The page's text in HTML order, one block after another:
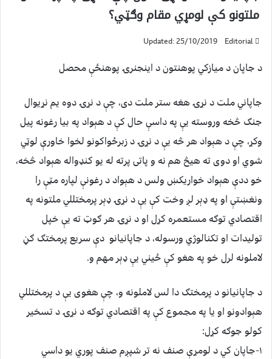
ملتونو کې لومړي مقام وګټي؟
Editorial
Updated: 25/10/2019
د جاپان د میازکي پوهنتون د اینجنرۍ پوهنځې محصل
جاپاني ملت د نړۍ هغه ستر ملت دی، چې د نړۍ دوه یم نړيوال
جنګ څخه وروسته يې په داسې حال کې د هېواد په بيا رغونه پيل
وکړ، چې د هېواد هر څه يې د نړۍ د زبرځواکونو لخوا خاورې لوټي
شوي او دوی ته هيڅ هم نه و پاتی پرته له يو کنډواله هېواد څخه،
خو ددې هېواد خواريکښ ولس د هېواد د رغونې لپاره مټې را
ونغښتې او په ډېر لږ وخت کې يې د نړۍ ډېر پرمختللي ملتونه په
اقتصادي توګه مستعمره کړل او د نړۍ هر ګوټ ته يې خپل
توليدات او تکنالوژي ورسوله، د جاپانيانو دې سريع پرمختګ ګڼ
لاملونه لرل خو په هغو کې ځيني يې ډېر مهم و.
د جاپانيانو د پرمختګ دا لس لاملونه و، چې هغوی يې د پرمختللي
هېوادونو او يا په مجموع کې په اقتصادي توګه د نړۍ د تسخير
کولو جوګه کړل:
۱-جاپان کي د لومړې صنف نه تر شپږم صنف پوري یو داسي